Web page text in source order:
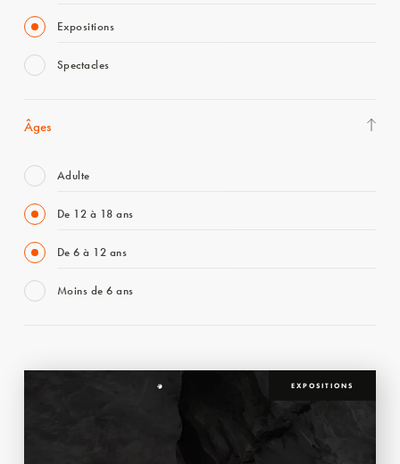
Expositions
Spectacles
Âges
Adulte
De 12 à 18 ans
De 6 à 12 ans
Moins de 6 ans
EXPOSITIONS